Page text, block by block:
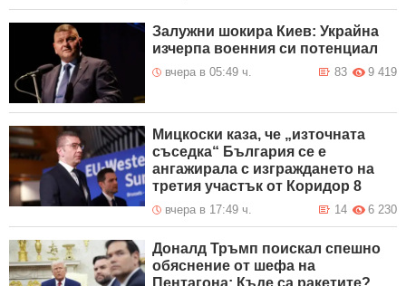
Залужни шокира Киев: Украйна
изчерпа военния си потенциал
вчера в 05:49 ч. 9 419
83
Мицкоски каза, че „източната
съседка“ България се е
ангажирала с изграждането на
третия участък от Коридор 8
вчера в 17:49 ч. 6 230
14
Доналд Тръмп поискал спешно
обяснение от шефа на
Пентагона: Къде са ракетите?